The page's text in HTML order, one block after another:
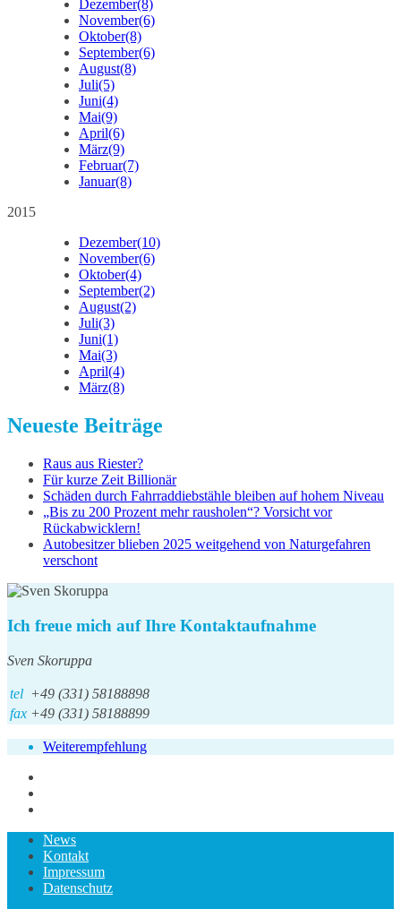
Dezember(8)
November(6)
Oktober(8)
September(6)
August(8)
Juli(5)
Juni(4)
Mai(9)
April(6)
März(9)
Februar(7)
Januar(8)
2015
Dezember(10)
November(6)
Oktober(4)
September(2)
August(2)
Juli(3)
Juni(1)
Mai(3)
April(4)
März(8)
Neueste Beiträge
Raus aus Riester?
Für kurze Zeit Billionär
Schäden durch Fahrraddiebstähle bleiben auf hohem Niveau
„Bis zu 200 Prozent mehr rausholen“? Vorsicht vor
Rückabwicklern!
Autobesitzer blieben 2025 weitgehend von Naturgefahren
verschont
Ich freue mich auf Ihre Kontaktaufnahme
Sven Skoruppa
tel +49 (331) 58188898
fax +49 (331) 58188899
Weiterempfehlung
News
Kontakt
Impressum
Datenschutz